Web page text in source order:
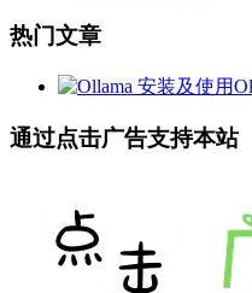
热门文章
通过点击广告支持本站